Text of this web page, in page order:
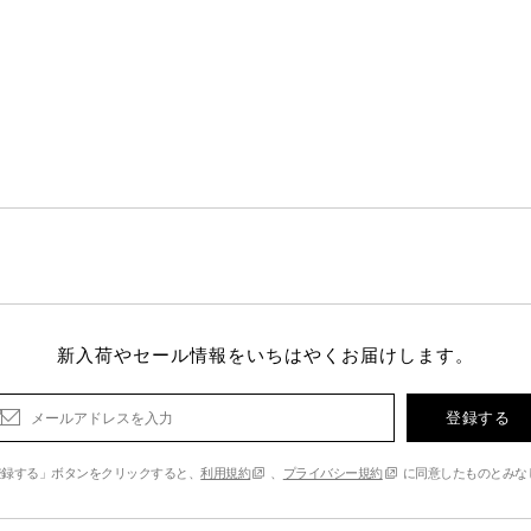
新入荷やセール情報をいちはやくお届けします。
登録する
する」ボタンをクリックすると、利用規約 プライバシー規約 に同意したものとみな